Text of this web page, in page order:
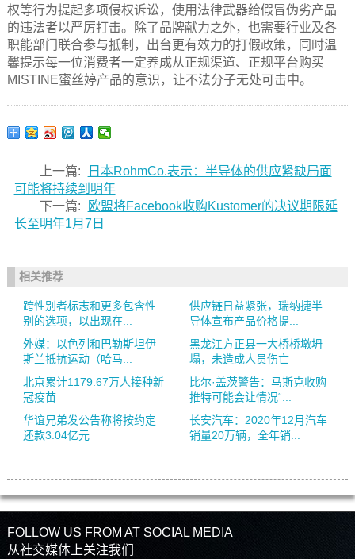
权等行为提起多项侵权诉讼，使用法律武器给假冒伪劣产品
的违法者以严厉打击。除了品牌献力之外，也需要行业及各
职能部门联合参与抵制，出台更有效力的打假政策，同时温
馨提示每一位消费者一定养成从正规渠道、正规平台购买
MISTINE蜜丝婷产品的意识，让不法分子无处可击中。
上一篇:
日本RohmCo.表示：半导体的供应紧缺局面
可能将持续到明年
下一篇:
欧盟将Facebook收购Kustomer的决议期限延
长至明年1月7日
相关推荐
跨性别者标志和更多包含性
别的选项，以出现在...
供应链日益紧张，瑞纳捷半
导体宣布产品价格提...
外媒：以色列和巴勒斯坦伊
斯兰抵抗运动（哈马...
黑龙江方正县一大桥桥墩坍
塌，未造成人员伤亡
北京累计1179.67万人接种新
冠疫苗
比尔·盖茨警告：马斯克收购
推特可能会让情况“...
华谊兄弟发公告称将按约定
还款3.04亿元
长安汽车：2020年12月汽车
销量20万辆，全年销...
FOLLOW US FROM AT SOCIAL MEDIA
从社交媒体上关注我们